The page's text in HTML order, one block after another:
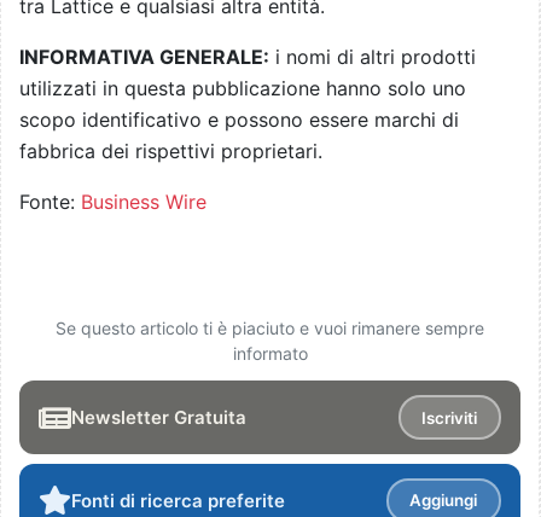
tra Lattice e qualsiasi altra entità.
INFORMATIVA GENERALE: i nomi di altri prodotti
utilizzati in questa pubblicazione hanno solo uno
scopo identificativo e possono essere marchi di
fabbrica dei rispettivi proprietari.
Fonte: Business Wire
Se questo articolo ti è piaciuto e vuoi rimanere sempre
informato
Newsletter Gratuita Iscriviti
Fonti di ricerca preferite Aggiungi